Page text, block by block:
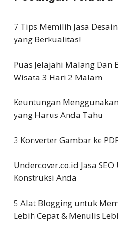
7 Tips Memilih Jasa
yang Berkualitas!
Puas Jelajahi Malang Dan
Wisata 3 Hari 2 Malam
Keuntungan
yang Harus Anda Tahu
3 Konverter Gambar ke
Undercover.co.id Jasa
Konstruksi Anda
5 Alat Blogging untuk
Lebih Cepat & Menulis